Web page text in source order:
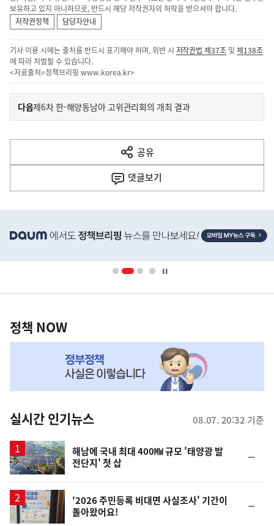
보유하고 있지 아니하므로, 반드시 해당 저작권자의 허락을 받으셔야 합니다.
저작권정책
담당자안내
기사 이용 시에는 출처를 반드시 표기해야 하며, 위반 시 저작권법 제37조 및제138조
에 따라 처벌될 수 있습니다.
<자료출처=정책브리핑 www.korea.kr>
이
전
다
음
다음기
제6차 한-해양동남아 고위관리회의 개최 결과
공유
열
기
댓글보기
단
영
책
NOW,
뉴
스
정책 NOW
실시간 인기뉴스 08.07. 20:32 기준
해남에 국내 최대 400㎿ 규모 '태양광 발
전단지' 첫 삽
일
'2026 주민등록 비대면 사실조사' 기간이
돌아왔어요!